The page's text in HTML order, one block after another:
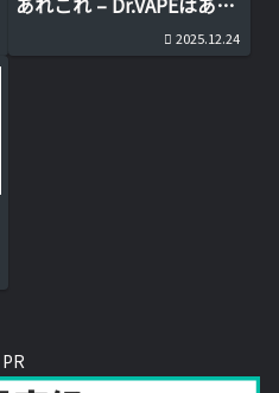
2025.12.24
PR